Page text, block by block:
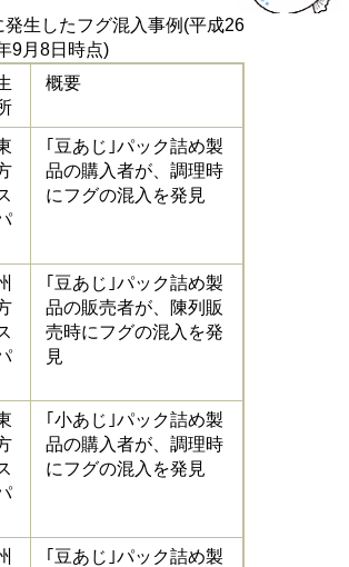
生したフグ混入事例(平成26
9月8日時点)
概要
｢豆あじ｣パック詰め製
品の購入者が、調理時
にフグの混入を発見
｢豆あじ｣パック詰め製
品の販売者が、陳列販
売時にフグの混入を発
見
｢小あじ｣パック詰め製
品の購入者が、調理時
にフグの混入を発見
｢豆あじ｣パック詰め製